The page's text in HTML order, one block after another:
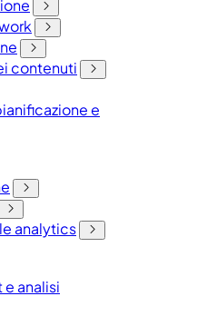
contenuti
e
analytics
analisi